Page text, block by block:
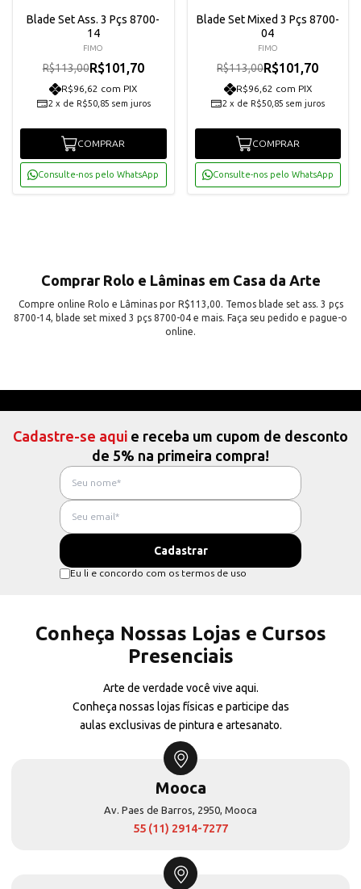
Blade Set Ass. 3 Pçs 8700-
14
FIMO
R$113,00R$101,70
R$96,62 com PIX
2 x de R$50,85 sem juros
COMPRAR
Consulte-nos pelo WhatsApp
Blade Set Mixed 3 Pçs 8700-
04
FIMO
R$113,00R$101,70
R$96,62 com PIX
2 x de R$50,85 sem juros
COMPRAR
Consulte-nos pelo WhatsApp
Comprar Rolo e Lâminas em Casa da Arte
Compre online Rolo e Lâminas por R$113,00. Temos blade set ass. 3 pçs
8700-14, blade set mixed 3 pçs 8700-04 e mais. Faça seu pedido e pague-o
online.
Cadastre-se aqui e receba um cupom de desconto
de 5% na primeira compra!
Eu li e concordo com os termos de uso
Conheça Nossas Lojas e Cursos
Presenciais
Arte de verdade você vive aqui.
Conheça nossas lojas físicas e participe das
aulas exclusivas de pintura e artesanato.
Mooca
Av. Paes de Barros, 2950, Mooca
55 (11) 2914-7277